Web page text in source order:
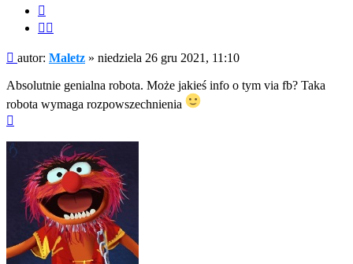
Post
autor: Maletz » niedziela 26 gru 2021, 11:10
Absolutnie genialna robota. Może jakieś info o tym via fb? Taka
robota wymaga rozpowszechnienia